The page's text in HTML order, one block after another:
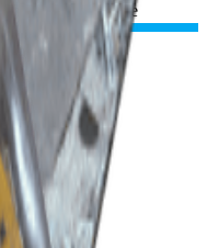
Plamenik krijesnice